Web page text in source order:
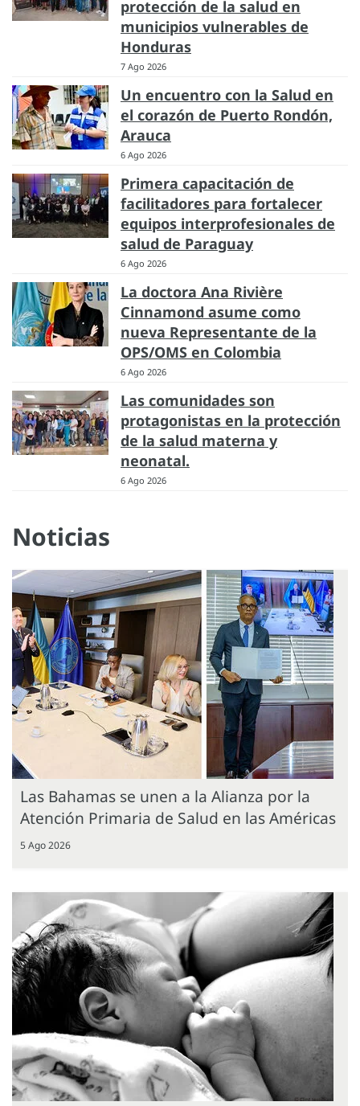
protección de la salud en
municipios vulnerables de
Honduras
7 Ago 2026
Un encuentro con la Salud en
el corazón de Puerto Rondón,
Arauca
6 Ago 2026
Primera capacitación de
facilitadores para fortalecer
equipos interprofesionales de
salud de Paraguay
6 Ago 2026
La doctora Ana Rivière
Cinnamond asume como
nueva Representante de la
OPS/OMS en Colombia
6 Ago 2026
Las comunidades son
protagonistas en la protección
de la salud materna y
neonatal.
6 Ago 2026
Noticias
Las Bahamas se unen a la Alianza por la
Atención Primaria de Salud en las Américas
5 Ago 2026